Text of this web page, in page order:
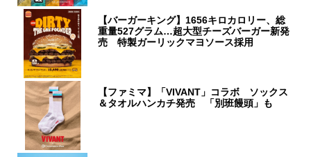
【バーガーキング】1656キロカロリー、総
重量527グラム…超大型チーズバーガー新発
売 特製ガーリックマヨソース採用
【ファミマ】「VIVANT」コラボ ソックス
＆タオルハンカチ発売 「別班饅頭」も